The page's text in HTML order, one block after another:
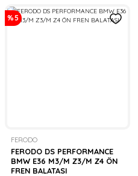
%5
FERODO
FERODO DS PERFORMANCE
BMW E36 M3/M Z3/M Z4 ÖN
FREN BALATASI